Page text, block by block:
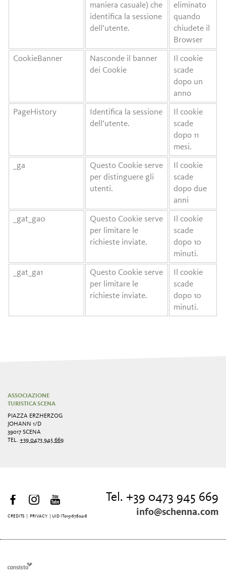
maniera casuale) che
identifica la sessione
dell’utente.
eliminato
quando
chiudete il
Browser
CookieBanner
Nasconde il banner
dei Cookie
Il cookie
scade
dopo un
anno
PageHistory
Identifica la sessione
dell’utente.
Il cookie
scade
dopo 11
mesi.
_ga
Questo Cookie serve
per distinguere gli
utenti.
Il cookie
scade
dopo due
anni
_gat_ga0
Questo Cookie serve
per limitare le
richieste inviate.
Il cookie
scade
dopo 10
minuti.
_gat_ga1
Questo Cookie serve
per limitare le
richieste inviate.
Il cookie
scade
dopo 10
minuti.
ASSOCIAZIONE
TURISTICA SCENA
PIAZZA ERZHERZOG
JOHANN 1/D
39017 SCENA
TEL.+39 0473 945 669
Tel. +39 0473 945 669
info@schenna.com
CREDITS PRIVACY | UID IT01516780218